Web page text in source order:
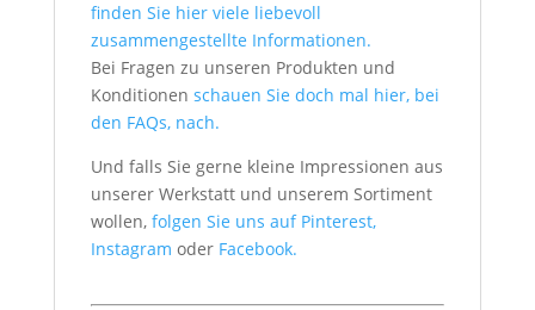
finden Sie hier viele liebevoll
zusammengestellte Informationen.
Bei Fragen zu unseren Produkten und
Konditionen schauen Sie doch mal hier, bei
den FAQs, nach.
Und falls Sie gerne kleine Impressionen aus
unserer Werkstatt und unserem Sortiment
wollen,folgen Sie uns auf Pinterest,
Instagram oder Facebook.